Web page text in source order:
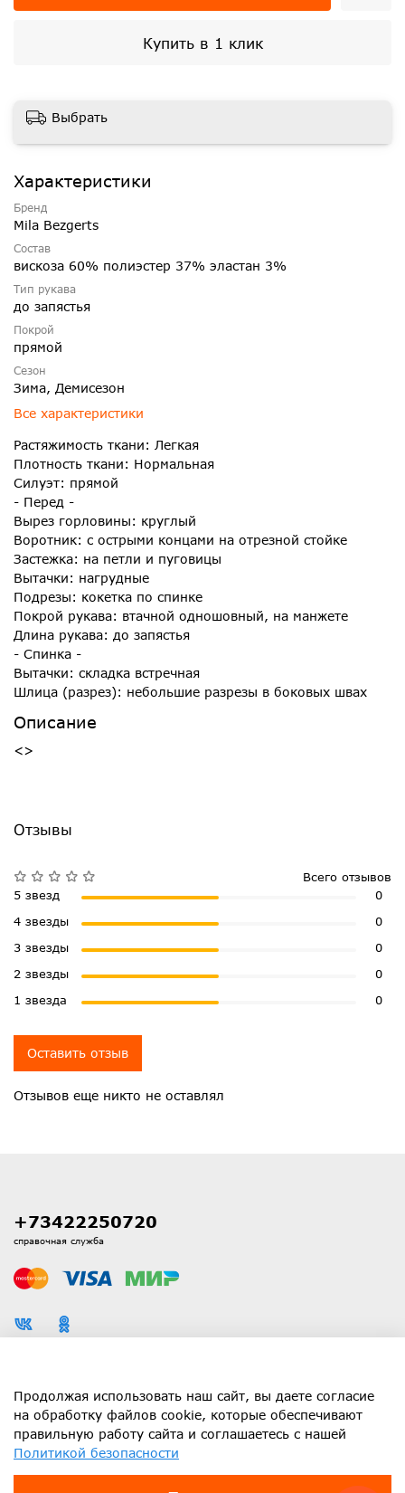
Купить в 1 клик
Выбрать
Характеристики
Бренд
Mila Bezgerts
Состав
вискоза 60% полиэстер 37% эластан 3%
Тип рукава
до запястья
Покрой
прямой
Сезон
Зима, Демисезон
Все характеристики
Растяжимость ткани: Легкая
Плотность ткани: Нормальная
Силуэт: прямой
- Перед -
Вырез горловины: круглый
Воротник: с острыми концами на отрезной стойке
Застежка: на петли и пуговицы
Вытачки: нагрудные
Подрезы: кокетка по спинке
Покрой рукава: втачной одношовный, на манжете
Длина рукава: до запястья
- Спинка -
Вытачки: складка встречная
Шлица (разрез): небольшие разрезы в боковых швах
Описание
<>
Отзывы
Отзывов еще никто не оставлял
Всего отзывов
5 звезд
0
4 звезды
0
3 звезды
0
2 звезды
0
1 звезда
0
Оставить отзыв
Каталог
Информация
+73422250720
справочная служба
Продолжая использовать наш сайт, вы даете согласие
на обработку файлов cookie, которые обеспечивают
правильную работу сайта и соглашаетесь с нашей
Политикой безопасности